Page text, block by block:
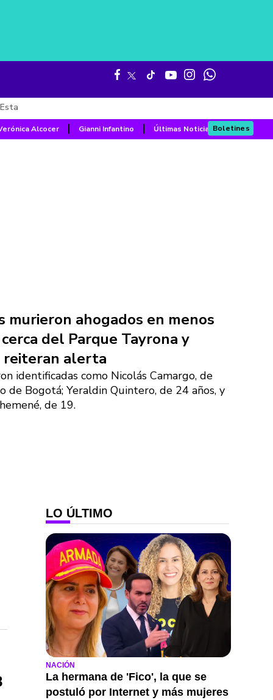
Alcocer Gianni Infantino Últimas NoticiasBoletines
murieron ahogados en menos
del Parque Tayrona y
reiteran alerta
identificadas como Nicolás Camargo, de
de Bogotá; Yeraldin Quintero, de 24 años, y
de 19.
LO ÚLTIMO
NACIÓN
La hermana de 'Fico', la que se
postuló por Internet y más mujeres